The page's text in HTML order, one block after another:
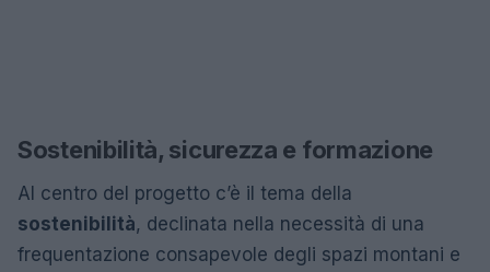
Sostenibilità, sicurezza e formazione
Al centro del progetto c’è il tema della
sostenibilità, declinata nella necessità di una
frequentazione consapevole degli spazi montani e